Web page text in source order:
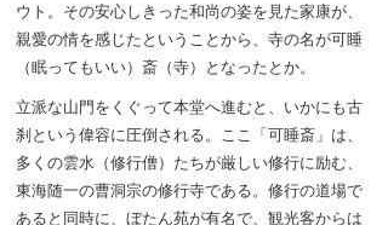
ウト。その安心しきった和尚の姿を見た家康が、
親愛の情を感じたということから、寺の名が可睡
（眠ってもいい）斎（寺）となったとか。
立派な山門をくぐって本堂へ進むと、いかにも古
刹という偉容に圧倒される。ここ「可睡斎」は、
多くの雲水（修行僧）たちが厳しい修行に励む、
東海随一の曹洞宗の修行寺である。修行の道場で
あると同時に、ぼたん苑が有名で、観光客からは